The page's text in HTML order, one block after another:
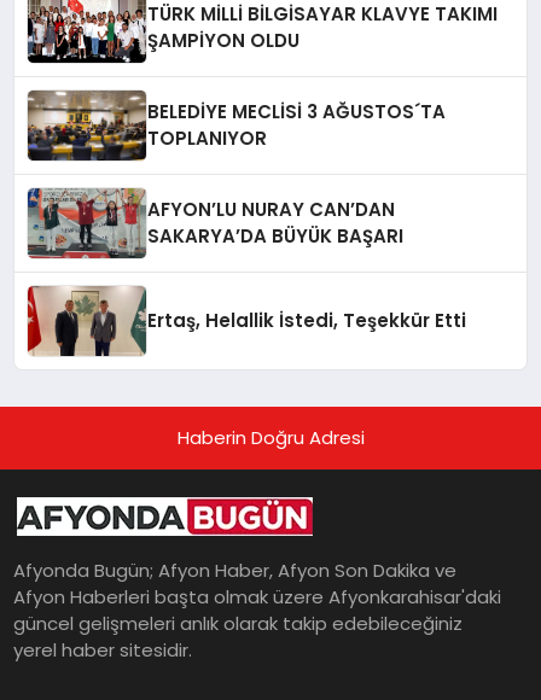
TÜRK MİLLİ BİLGİSAYAR KLAVYE TAKIMI
ŞAMPİYON OLDU
BELEDİYE MECLİSİ 3 AĞUSTOS´TA
TOPLANIYOR
AFYON’LU NURAY CAN’DAN
SAKARYA’DA BÜYÜK BAŞARI
Ertaş, Helallik İstedi, Teşekkür Etti
Haberin Doğru Adresi
Afyonda Bugün; Afyon Haber, Afyon Son Dakika ve
Afyon Haberleri başta olmak üzere Afyonkarahisar'daki
güncel gelişmeleri anlık olarak takip edebileceğiniz
yerel haber sitesidir.